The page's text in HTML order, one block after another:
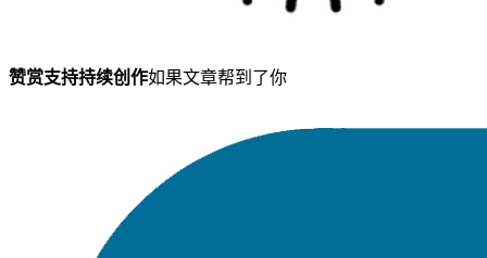
赞赏支持持续创作如果文章帮到了你